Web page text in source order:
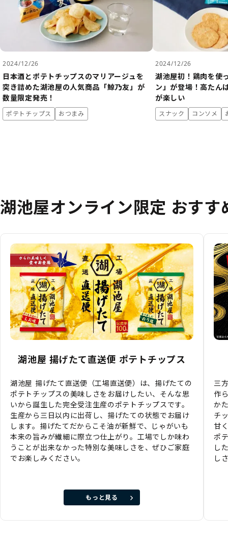
2024/12/26
日本酒とポテトチップスのマリアージュを
突き詰めた湖池屋の人気商品「鯨乃友」が
数量限定発売！
ポテトチップス おつまみ
2024/12/26
湖池屋初！鶏肉を使
ン」が登場！高たん
が楽しい
スナック コンソメ
湖池屋オンライン限定 おす
湖池屋 揚げたて直送便 ポテトチップス
湖池屋 揚げたて直送便（工場直送便）は、揚げたての
ポテトチップスの美味しさをお届けしたい、そんな思
いから誕生した完全受注生産のポテトチップスです。
生産から三日以内に出荷し、揚げたての状態でお届け
します。揚げたてだからこそ油が新鮮で、じゃがいも
本来の旨みが繊細に際立つ仕上がり。工場でしか味わ
うことが出来なかった特別な美味しさを、ぜひご家庭
でお楽しみください。
もっと見る
三
作
か
チ
甘
ポ
し
し